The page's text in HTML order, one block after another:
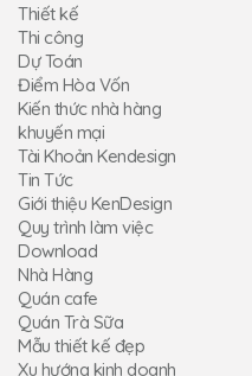
Thiết kế
Thi công
Dự Toán
Điểm Hòa Vốn
Kiến thức nhà hàng
khuyến mại
Tài Khoản Kendesign
Tin Tức
Giới thiệu KenDesign
Quy trình làm việc
Download
Nhà Hàng
Quán cafe
Quán Trà Sữa
Mẫu thiết kế đẹp
Xu hướng kinh doanh